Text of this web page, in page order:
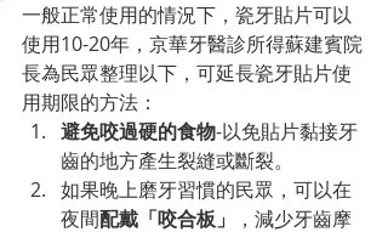
一般正常使用的情況下，瓷牙貼片可以
使用10-20年，京華牙醫診所得蘇建賓院
長為民眾整理以下，可延長瓷牙貼片使
用期限的方法：
避免咬過硬的食物-以免貼片黏接牙
齒的地方產生裂縫或斷裂。
如果晚上磨牙習慣的民眾，可以在
夜間配戴「咬合板」
，減少牙齒摩